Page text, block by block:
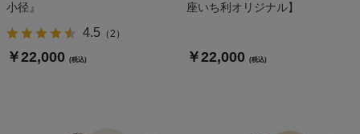
小径』
4.5 （2 ）
￥22,000 (税込)
座いち利オリジナル】
￥22,000 (税込)